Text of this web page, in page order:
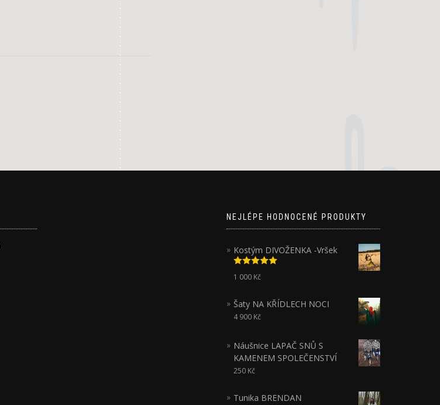
NEJLÉPE HODNOCENÉ PRODUKTY
Kostým DIVOŽENKA -Vršek
Hodnocení
5.00z 5
1 000 Kč
Šaty NA KŘÍDLECH NOCI
4 900 Kč
Náušnice LAPAČ SNŮ S
KAMENEM SPOLEČENSTVÍ
250 Kč
Tunika BRENDAN